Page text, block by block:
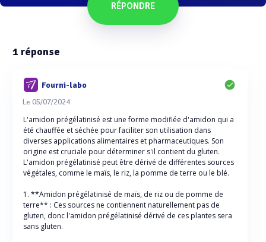
RÉPONDRE
1 réponse
Fourni-labo
Le 05/07/2024
L'amidon prégélatinisé est une forme modifiée d'amidon qui a
été chauffée et séchée pour faciliter son utilisation dans
diverses applications alimentaires et pharmaceutiques. Son
origine est cruciale pour déterminer s'il contient du gluten.
L'amidon prégélatinisé peut être dérivé de différentes sources
végétales, comme le maïs, le riz, la pomme de terre ou le blé.
1. **Amidon prégélatinisé de maïs, de riz ou de pomme de
terre** : Ces sources ne contiennent naturellement pas de
gluten, donc l'amidon prégélatinisé dérivé de ces plantes sera
sans gluten.